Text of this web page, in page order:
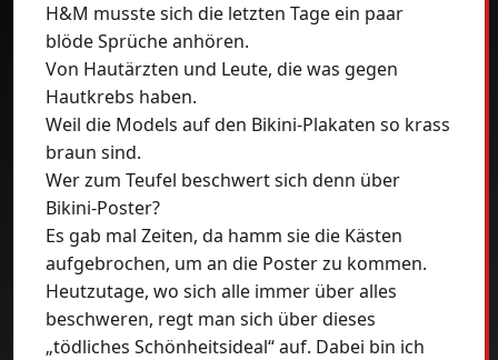
H&M musste sich die letzten Tage ein paar
blöde Sprüche anhören.
Von Hautärzten und Leute, die was gegen
Hautkrebs haben.
Weil die Models auf den Bikini-Plakaten so krass
braun sind.
Wer zum Teufel beschwert sich denn über
Bikini-Poster?
Es gab mal Zeiten, da hamm sie die Kästen
aufgebrochen, um an die Poster zu kommen.
Heutzutage, wo sich alle immer über alles
beschweren, regt man sich über dieses
„tödliches Schönheitsideal“ auf. Dabei bin ich